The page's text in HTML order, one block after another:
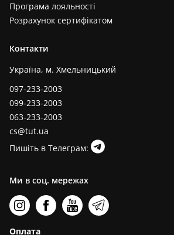
Програма лояльності
Розрахунок сертифікатом
Контакти
Україна, м. Хмельницький
097-233-2003
099-233-2003
063-233-2003
cs@tut.ua
Пишіть в Телеграм:
Ми в соц. мережах
Оплата